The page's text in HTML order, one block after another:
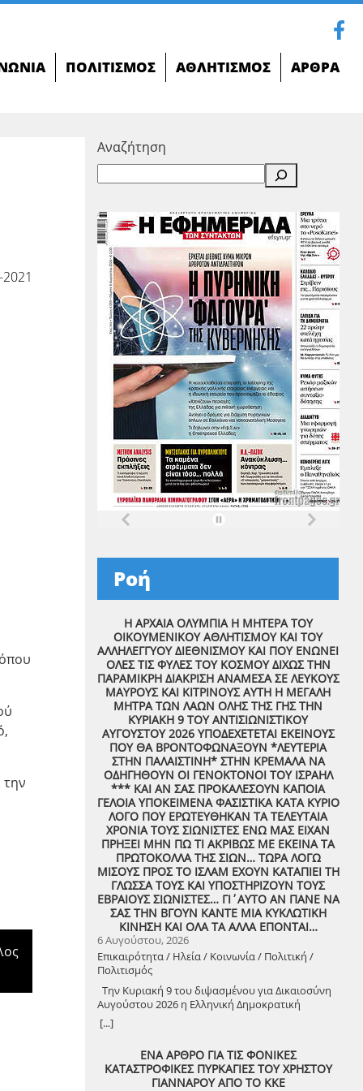
ΠΟΛΙΤΙΣΜΌΣ ΑΘΛΗΤΙΣΜΌΣ ΆΡΘΡΑ
Αναζήτηση
Ροή
Η ΑΡΧΑΙΑ ΟΛΥΜΠΙΑ Η ΜΗΤΕΡΑ ΤΟΥ
ΟΙΚΟΥΜΕΝΙΚΟΥ ΑΘΛΗΤΙΣΜΟΥ ΚΑΙ ΤΟΥ
ΑΛΛΗΛΕΓΓΥΟΥ ΔΙΕΘΝΙΣΜΟΥ ΚΑΙ ΠΟΥ ΕΝΩΝΕΙ
ΟΛΕΣ ΤΙΣ ΦΥΛΕΣ ΤΟΥ ΚΟΣΜΟΥ ΔΙΧΩΣ ΤΗΝ
ΠΑΡΑΜΙΚΡΗ ΔΙΑΚΡΙΣΗ ΑΝΑΜΕΣΑ ΣΕ ΛΕΥΚΟΥΣ
ΜΑΥΡΟΥΣ ΚΑΙ ΚΙΤΡΙΝΟΥΣ ΑΥΤΗ Η ΜΕΓΑΛΗ
ΜΗΤΡΑ ΤΩΝ ΛΑΩΝ ΟΛΗΣ ΤΗΣ ΓΗΣ ΤΗΝ
ΚΥΡΙΑΚΗ 9 ΤΟΥ ΑΝΤΙΣΙΩΝΙΣΤΙΚΟΥ
ΑΥΓΟΥΣΤΟΥ 2026 ΥΠΟΔΕΧΕΤΕΤΑΙ ΕΚΕΙΝΟΥΣ
ΠΟΥ ΘΑ ΒΡΟΝΤΟΦΩΝΑΞΟΥΝ *ΛΕΥΤΕΡΙΑ
ΣΤΗΝ ΠΑΛΑΙΣΤΙΝΗ* ΣΤΗΝ ΚΡΕΜΑΛΑ ΝΑ
ΟΔΗΓΗΘΟΥΝ ΟΙ ΓΕΝΟΚΤΟΝΟΙ ΤΟΥ ΙΣΡΑΗΛ
*** ΚΑΙ ΑΝ ΣΑΣ ΠΡΟΚΑΛΕΣΟΥΝ ΚΑΠΟΙΑ
ΓΕΛΟΙΑ ΥΠΟΚΕΙΜΕΝΑ ΦΑΣΙΣΤΙΚΑ ΚΑΤΑ ΚΥΡΙΟ
ΛΟΓΟ ΠΟΥ ΕΡΩΤΕΥΘΗΚΑΝ ΤΑ ΤΕΛΕΥΤΑΙΑ
ΧΡΟΝΙΑ ΤΟΥΣ ΣΙΩΝΙΣΤΕΣ ΕΝΩ ΜΑΣ ΕΙΧΑΝ
ΠΡΗΞΕΙ ΜΗΝ ΠΩ ΤΙ ΑΚΡΙΒΩΣ ΜΕ ΕΚΕΙΝΑ ΤΑ
ΠΡΩΤΟΚΟΛΛΑ ΤΗΣ ΣΙΩΝ… ΤΩΡΑ ΛΟΓΩ
ΜΙΣΟΥΣ ΠΡΟΣ ΤΟ ΙΣΛΑΜ ΕΧΟΥΝ ΚΑΤΑΠΙΕΙ ΤΗ
ΓΛΩΣΣΑ ΤΟΥΣ ΚΑΙ ΥΠΟΣΤΗΡΙΖΟΥΝ ΤΟΥΣ
ΕΒΡΑΙΟΥΣ ΣΙΩΝΙΣΤΕΣ… ΓΙ΄ΑΥΤΟ ΑΝ ΠΑΝΕ ΝΑ
ΣΑΣ ΤΗΝ ΒΓΟΥΝ ΚΑΝΤΕ ΜΙΑ ΚΥΚΛΩΤΙΚΗ
ΚΙΝΗΣΗ ΚΑΙ ΟΛΑ ΤΑ ΑΛΛΑ ΕΠΟΝΤΑΙ…
6 Αυγούστου, 2026
Επικαιρότητα / Ηλεία / Κοινωνία / Πολιτική /
Πολιτισμός
Την Κυριακή 9 του διψασμένου για Δικαιοσύνη
Αυγούστου 2026 η Ελληνική Δημοκρατική
Αντιεξουσιαστική Καρδιά χτυπά μαζί με ΟΛΟΥΣ
τους Συναγωνιστές για την Παλαιστίνη μέρα
[...]
ΕΝΑ ΑΡΘΡΟ ΓΙΑ ΤΙΣ ΦΟΝΙΚΕΣ
ΚΑΤΑΣΤΡΟΦΙΚΕΣ ΠΥΡΚΑΓΙΕΣ ΤΟΥ ΧΡΗΣΤΟΥ
ΓΙΑΝΝΑΡΟΥ ΑΠΟ ΤΟ ΚΚΕ